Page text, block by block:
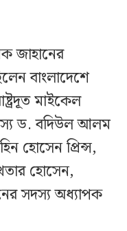
জাহানের
বাংলাদেশে
মাইকেল
ড. বদিউল আলম
হোসেন প্রিন্স,
হোসেন,
সদস্য অধ্যাপক